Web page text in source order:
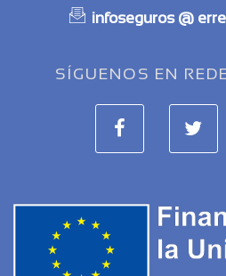
infoseguros @
SÍGUENOS EN